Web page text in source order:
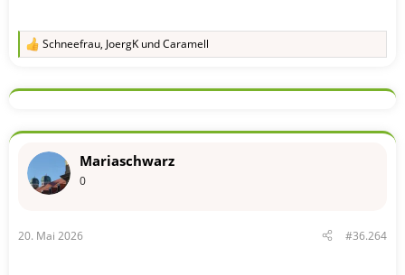
R
k
o
e
n
Schneefrau, JoergK undCaramell
Mariaschwarz
0
20. Mai 2026 #36.264